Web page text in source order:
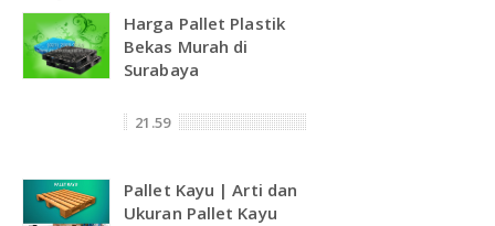
Harga Pallet Plastik
Bekas Murah di
Surabaya
21.59
Pallet Kayu | Arti dan
Ukuran Pallet Kayu